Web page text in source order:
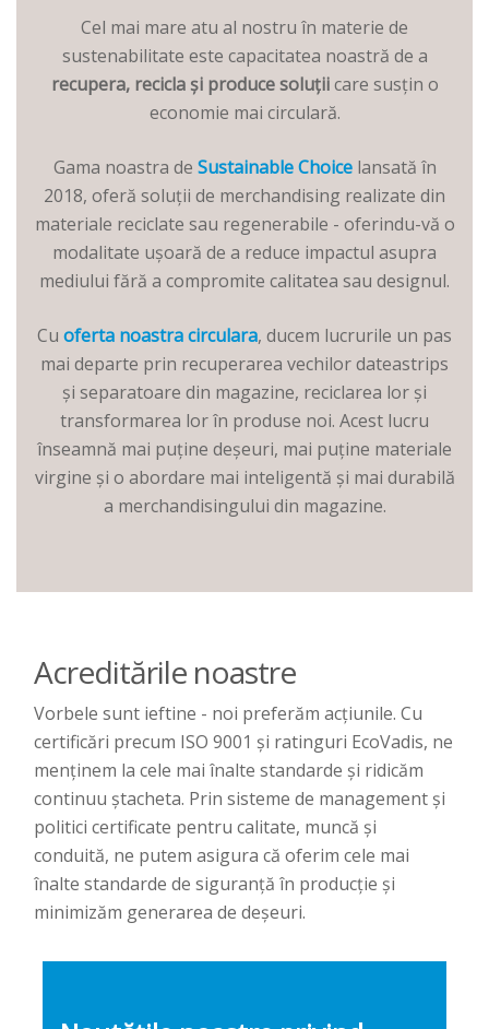
Cel mai mare atu al nostru în materie de
sustenabilitate este capacitatea noastră de a
recupera, recicla și produce soluțiicare susțin o
economie mai circulară.
Gama noastra de Sustainable Choice lansată în
2018, oferă soluții de merchandising realizate din
materiale reciclate sau regenerabile - oferindu-vă o
modalitate ușoară de a reduce impactul asupra
mediului fără a compromite calitatea sau designul.
Cu oferta noastra circulara, ducem lucrurile un pas
mai departe prin recuperarea vechilor dateastrips
și separatoare din magazine, reciclarea lor și
transformarea lor în produse noi. Acest lucru
înseamnă mai puține deșeuri, mai puține materiale
virgine și o abordare mai inteligentă și mai durabilă
a merchandisingului din magazine.
Acreditările noastre
Vorbele sunt ieftine - noi preferăm acțiunile. Cu
certificări precum ISO 9001 și ratinguri EcoVadis, ne
menținem la cele mai înalte standarde și ridicăm
continuu ștacheta. Prin sisteme de management și
politici certificate pentru calitate, muncă și
conduită, ne putem asigura că oferim cele mai
înalte standarde de siguranță în producție și
minimizăm generarea de deșeuri.